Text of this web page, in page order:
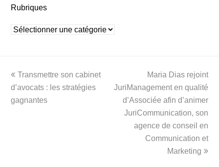
Rubriques
Rubriques
previous
post:
Transmettre son cabinet
d’avocats : les stratégies
gagnantes
next
post:
Maria Dias rejoint
JuriManagement en qualité
d’Associée afin d’animer
JuriCommunication, son
agence de conseil en
Communication et
Marketing